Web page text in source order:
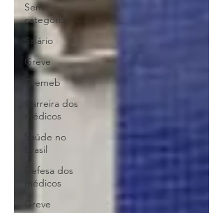
Sem
categoria
Salário
Greve
Cremeb
Carreira dos
médicos
Saúde no
Brasil
Defesa dos
médicos
Greve